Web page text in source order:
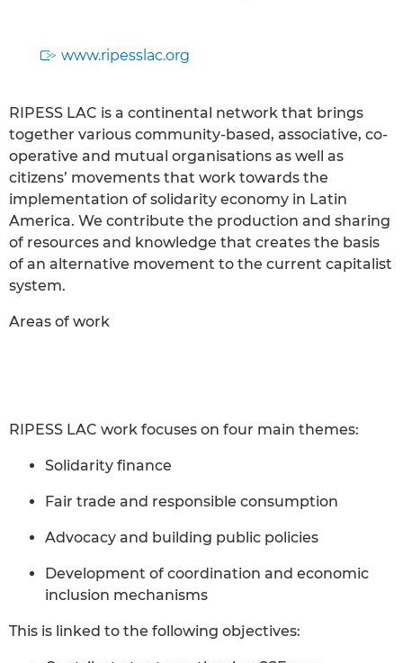
www.ripesslac.org
RIPESS LAC is a continental network that brings
together various community-based, associative, co-
operative and mutual organisations as well as
citizens’ movements that work towards the
implementation of solidarity economy in Latin
America. We contribute the production and sharing
of resources and knowledge that creates the basis
of an alternative movement to the current capitalist
system.
Areas of work
RIPESS LAC work focuses on four main themes:
Solidarity finance
Fair trade and responsible consumption
Advocacy and building public policies
Development of coordination and economic
inclusion mechanisms
This is linked to the following objectives: